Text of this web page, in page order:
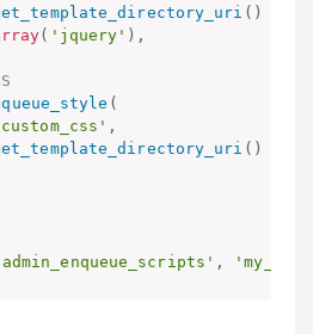
( )
( 'jquery' ) ,
(
,
( )
,